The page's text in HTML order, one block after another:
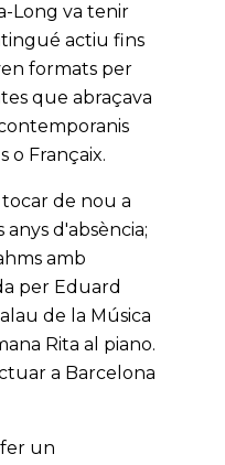
Long va tenir
actiu fins
formats per
que abraçava
o Françaix.
tocar de nou a
d'absència;
amb
per Eduard
de la Música
Rita al piano.
a Barcelona
fer un